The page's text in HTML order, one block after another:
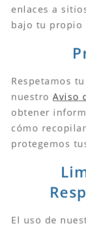
enlaces a
bajo tu propio
Respetamos
nuestroAviso
obtener
cómo
protegemos
El uso de